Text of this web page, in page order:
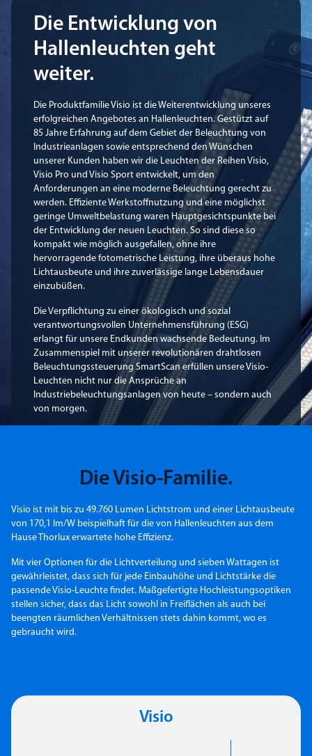
Die Entwicklung von
Hallenleuchten geht
weiter.
Die Produktfamilie Visio ist die Weiterentwicklung unseres
erfolgreichen Angebotes an Hallenleuchten. Gestützt auf
85 Jahre Erfahrung auf dem Gebiet der Beleuchtung von
Industrieanlagen sowie entsprechend den Wünschen
unserer Kunden haben wir die Leuchten der Reihen Visio,
Visio Pro und Visio Sport entwickelt, um den
Anforderungen an eine moderne Beleuchtung gerecht zu
werden. Effiziente Werkstoffnutzung und eine möglichst
geringe Umweltbelastung waren Hauptgesichtspunkte bei
der Entwicklung der neuen Leuchten. So sind diese so
kompakt wie möglich ausgefallen, ohne ihre
hervorragende fotometrische Leistung, ihre überaus hohe
Lichtausbeute und ihre zuverlässige lange Lebensdauer
einzubüßen.
Die Verpflichtung zu einer ökologisch und sozial
verantwortungsvollen Unternehmensführung (ESG)
erlangt für unsere Endkunden wachsende Bedeutung. Im
Zusammenspiel mit unserer revolutionären drahtlosen
Beleuchtungssteuerung SmartScan erfüllen unsere Visio-
Leuchten nicht nur die Ansprüche an
Industriebeleuchtungsanlagen von heute – sondern auch
von morgen.
Die Visio-Familie.
Visio ist mit bis zu 49.760 Lumen Lichtstrom und einer Lichtausbeute
von 170,1 lm/W beispielhaft für die von Hallenleuchten aus dem
Hause Thorlux erwartete hohe Effizienz.
Mit vier Optionen für die Lichtverteilung und sieben Wattagen ist
gewährleistet, dass sich für jede Einbauhöhe und Lichtstärke die
passende Visio-Leuchte findet. Maßgefertigte Hochleistungsoptiken
stellen sicher, dass das Licht sowohl in Freiflächen als auch bei
beengten räumlichen Verhältnissen stets dahin kommt, wo es
gebraucht wird.
Visio